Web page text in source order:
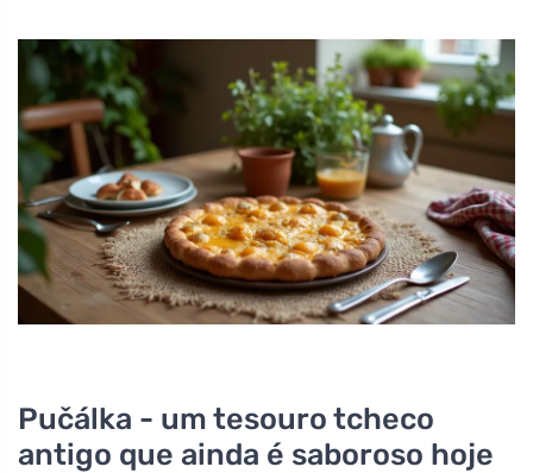
Pučálka - um tesouro tcheco
antigo que ainda é saboroso hoje